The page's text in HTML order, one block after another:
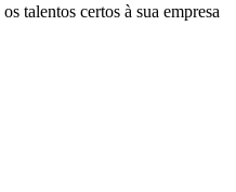
talentos certos à sua empresa